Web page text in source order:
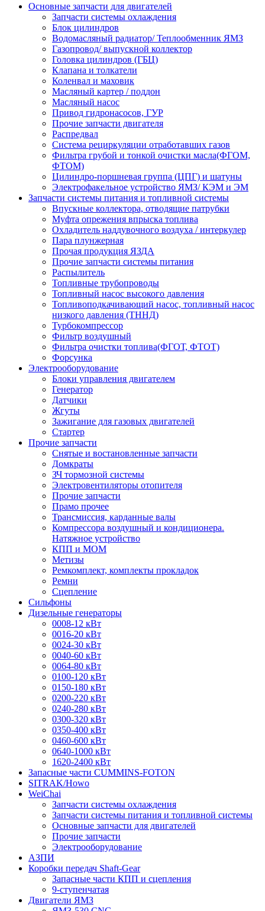
Основные запчасти для двигателей
Запчасти системы охлаждения
Блок цилиндров
Водомасляный радиатор/ Теплообменник ЯМЗ
Газопровод/ выпускной коллектор
Головка цилиндров (ГБЦ)
Клапана и толкатели
Коленвал и маховик
Масляный картер / поддон
Масляный насос
Привод гидронасосов, ГУР
Прочие запчасти двигателя
Распредвал
Система рециркуляции отработавших газов
Фильтра грубой и тонкой очистки масла(ФГОМ,
ФТОМ)
Цилиндро-поршневая группа (ЦПГ) и шатуны
Электрофакельное устройство ЯМЗ/ КЭМ и ЭМ
Запчасти системы питания и топливной системы
Впускные коллектора, отводящие патрубки
Муфта опрежения впрыска топлива
Охладитель наддувочного воздуха / интеркулер
Пара плунжерная
Прочая продукция ЯЗДА
Прочие запчасти системы питания
Распылитель
Топливные трубопроводы
Топливный насос высокого давления
Топливоподкачивающий насос, топливный насос
низкого давления (ТННД)
Турбокомпрессор
Фильтр воздушный
Фильтра очистки топлива(ФГОТ, ФТОТ)
Форсунка
Электрооборудование
Блоки управления двигателем
Генератор
Датчики
Жгуты
Зажигание для газовых двигателей
Стартер
Прочие запчасти
Снятые и востановленные запчасти
Домкраты
ЗЧ тормозной системы
Электровентиляторы отопителя
Прочие запчасти
Прамо прочее
Трансмиссия, карданные валы
Компрессора воздушный и кондиционера.
Натяжное устройство
КПП и МОМ
Метизы
Ремкомплект, комплекты прокладок
Ремни
Сцепление
Сильфоны
Дизельные генераторы
0008-12 кВт
0016-20 кВт
0024-30 кВт
0040-60 кВт
0064-80 кВт
0100-120 кВт
0150-180 кВт
0200-220 кВт
0240-280 кВт
0300-320 кВт
0350-400 кВт
0460-600 кВт
0640-1000 кВт
1620-2400 кВт
Запасные части CUMMINS-FOTON
SITRAK/Howo
WeiChai
Запчасти системы охлаждения
Запчасти системы питания и топливной системы
Основные запчасти для двигателей
Прочие запчасти
Электрооборудование
АЗПИ
Коробки передач Shaft-Gear
Запасные части КПП и сцепления
9-ступенчатая
Двигатели ЯМЗ